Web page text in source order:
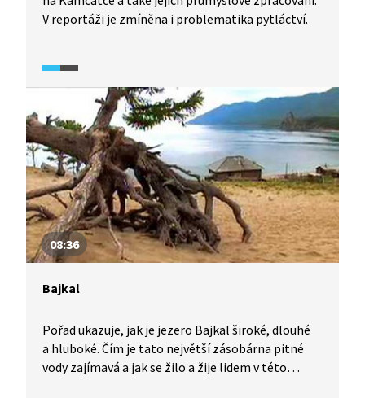
V reportáži je zmíněna i problematika pytláctví.
08:36
Bajkal
Pořad ukazuje, jak je jezero Bajkal široké, dlouhé
a hluboké. Čím je tato největší zásobárna pitné
vody zajímavá a jak se žilo a žije lidem v této